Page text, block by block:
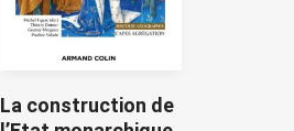
La construction de